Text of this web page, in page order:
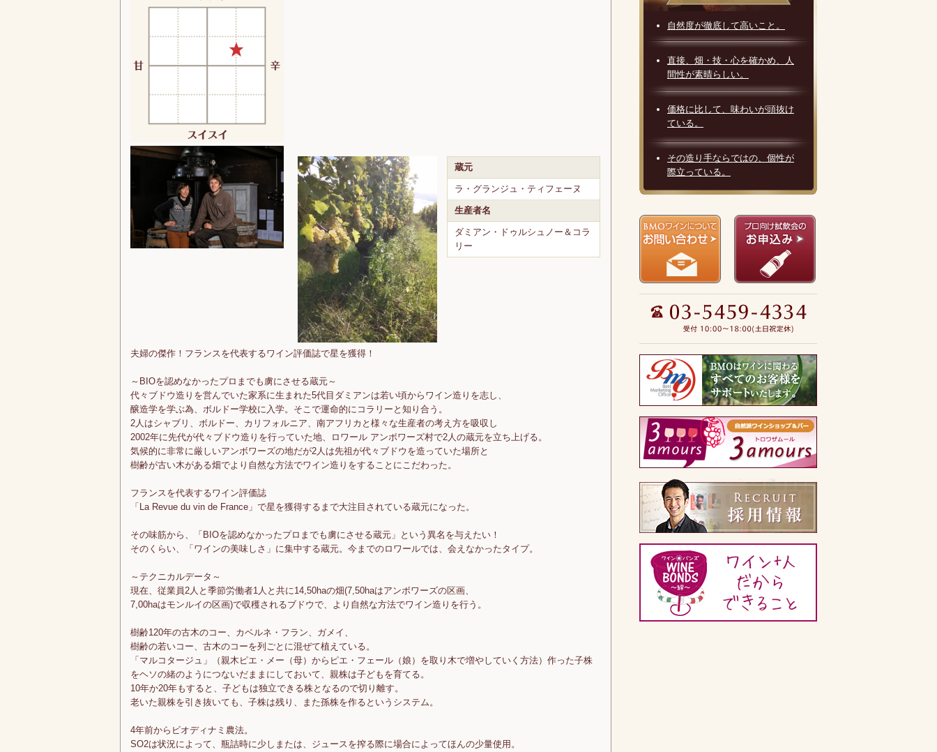
蔵元
ラ・グランジュ・ティフェーヌ
生産者名
ダミアン・ドゥルシュノー＆コラ
リー
夫婦の傑作！フランスを代表するワイン評価誌で星を獲得！
～BIOを認めなかったプロまでも虜にさせる蔵元～
代々ブドウ造りを営んでいた家系に生まれた5代目ダミアンは若い頃からワイン造りを志し、
醸造学を学ぶ為、ボルドー学校に入学。そこで運命的にコラリーと知り合う。
2人はシャブリ、ボルドー、カリフォルニア、南アフリカと様々な生産者の考え方を吸収し
2002年に先代が代々ブドウ造りを行っていた地、ロワール アンボワーズ村で2人の蔵元を立ち上げる。
気候的に非常に厳しいアンボワーズの地だが2人は先祖が代々ブドウを造っていた場所と
樹齢が古い木がある畑でより自然な方法でワイン造りをすることにこだわった。
フランスを代表するワイン評価誌
「La Revue du vin de France」で星を獲得するまで大注目されている蔵元になった。
その味筋から、「BIOを認めなかったプロまでも虜にさせる蔵元」という異名を与えたい！
そのくらい、「ワインの美味しさ」に集中する蔵元。今までのロワールでは、会えなかったタイプ。
～テクニカルデータ～
現在、従業員2人と季節労働者1人と共に14,50haの畑(7,50haはアンボワーズの区画、
7,00haはモンルイの区画)で収穫されるブドウで、より自然な方法でワイン造りを行う。
樹齢120年の古木のコー、カベルネ・フラン、ガメイ、
樹齢の若いコー、古木のコーを列ごとに混ぜて植えている。
「マルコタージュ」（親木ピエ・メー（母）からピエ・フェール（娘）を取り木で増やしていく方法）作った子株
をヘソの緒のようにつないだままにしておいて、親株は子どもを育てる。
10年か20年もすると、子どもは独立できる株となるので切り離す。
老いた親株を引き抜いても、子株は残り、また孫株を作るというシステム。
4年前からビオディナミ農法。
SO2は状況によって、瓶詰時に少しまたは、ジュースを搾る際に場合によってほんの少量使用。
自然度が徹底して高いこと。
直接、畑・技・心を確かめ、人
間性が素晴らしい。
価格に比して、味わいが頭抜け
ている。
その造り手ならではの、個性が
際立っている。